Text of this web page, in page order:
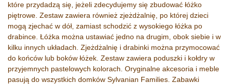
które przydadzą się, jeżeli zdecydujemy się zbudować łóżko
piętrowe. Zestaw zawiera również zjeżdżalnię, po której dzieci
mogą zjechać w dół, zamiast schodzić z wysokiego łóżka po
drabince. Łóżka można ustawiać jedno na drugim, obok siebie i w
kilku innych układach. Zjeżdżalnię i drabinki można przymocować
do końców lub boków łóżek. Zestaw zawiera poduszki i kołdry w
przyjemnych pastelowych kolorach. Oryginalne akcesoria i meble
pasują do wszystkich domków Sylvanian Families. Zabawki